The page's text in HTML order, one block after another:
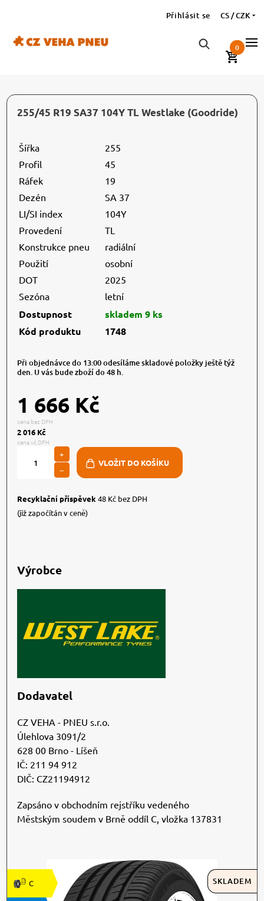
Přihlásit se CS / CZK
0
SKLADEM
C
255/45 R19 SA37 104Y TL Westlake (Goodride)
Šířka
255
Profil
45
Ráfek
19
Dezén
SA 37
LI/SI index
104Y
Provedení
TL
Konstrukce pneu
radiální
Použití
osobní
DOT
2025
Sezóna
letní
Dostupnost
skladem 9 ks
Kód produktu
1748
Při objednávce do 13:00 odesíláme skladové položky ještě týž
den. U vás bude zboží do 48 h.
1 666 Kč
cena bez DPH
2 016 Kč
cena vč.DPH
+
−
Recyklační příspěvek 48 Kč bez DPH
(již započítán v ceně)
Výrobce
Dodavatel
CZ VEHA - PNEU s.r.o.
Úlehlova 3091/2
628 00 Brno - Líšeň
IČ: 211 94 912
DIČ: CZ21194912
Zapsáno v obchodním rejstříku vedeného
Městským soudem v Brně oddíl C, vložka 137831